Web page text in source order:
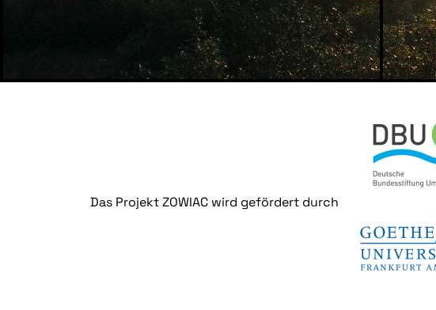
Das Projekt ZOWIAC wird gefördert durch